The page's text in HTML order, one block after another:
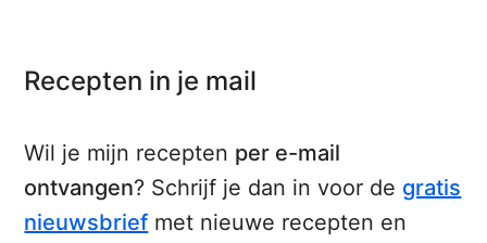
Recepten in je mail
Wil je mijn recepten per e-mail
ontvangen? Schrijf je dan in voor de gratis
nieuwsbrief met nieuwe recepten en